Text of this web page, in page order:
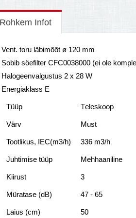
Rohkem Infot
Vent. toru läbimõõt ø 120 mm
Sobib söefilter CFC0038000 (ei ole
Halogeenvalgustus 2 x 28 W
Energiaklass E
Tüüp Тeleskoop
Värv Must
Tootlikus, IEC(m3/h) 336 m3/h
Juhtimise tüüp Mehhaaniline
Kiirust 3
Müratase (dB) 47 - 65
Laius (cm) 50